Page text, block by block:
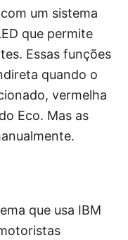
um sistema
que permite
Essas funções
quando o
vermelha
Eco. Mas as
que usa IBM